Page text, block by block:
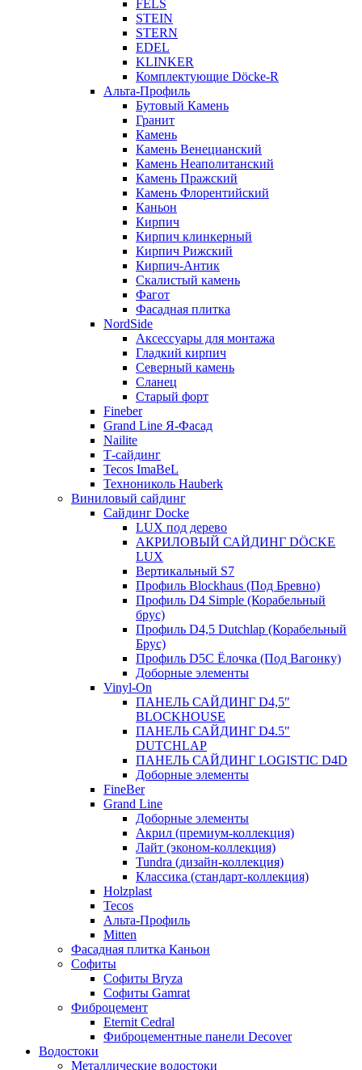
FELS
STEIN
STERN
EDEL
KLINKER
Комплектующие Döcke-R
Альта-Профиль
Бутовый Камень
Гранит
Камень
Камень Венецианский
Камень Неаполитанский
Камень Пражский
Камень Флорентийский
Каньон
Кирпич
Кирпич клинкерный
Кирпич Рижский
Кирпич-Антик
Скалистый камень
Фагот
Фасадная плитка
NordSide
Аксессуары для монтажа
Гладкий кирпич
Северный камень
Сланец
Старый форт
Fineber
Grand Line Я-Фасад
Nailite
Т-сайдинг
Tecos ImaBeL
Технониколь Hauberk
Виниловый сайдинг
Сайдинг Docke
LUX под дерево
АКРИЛОВЫЙ САЙДИНГ DÖCKE
LUX
Вертикальный S7
Профиль Blockhaus (Под Бревно)
Профиль D4 Simple (Корабельный
брус)
Профиль D4,5 Dutchlap (Корабельный
Брус)
Профиль D5C Ёлочка (Под Вагонку)
Доборные элементы
Vinyl-On
ПАНЕЛЬ САЙДИНГ D4,5″
BLOCKHOUSE
ПАНЕЛЬ САЙДИНГ D4.5″
DUTCHLAP
ПАНЕЛЬ САЙДИНГ LOGISTIC D4D
Доборные элементы
FineBer
Grand Line
Доборные элементы
Акрил (премиум-коллекция)
Лайт (эконом-коллекция)
Tundra (дизайн-коллекция)
Классика (стандарт-коллекция)
Holzplast
Tecos
Альта-Профиль
Mitten
Фасадная плитка Каньон
Софиты
Софиты Bryza
Софиты Gamrat
Фиброцемент
Eternit Cedral
Фиброцементные панели Decover
Водостоки
Металлические водостоки